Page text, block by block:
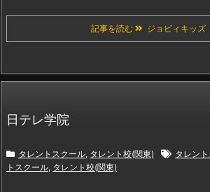
記事を読む ジョビィキッズ
日テレ学院
タレントスクール, タレント校(関東) タレン
トスクール, タレント校(関東)